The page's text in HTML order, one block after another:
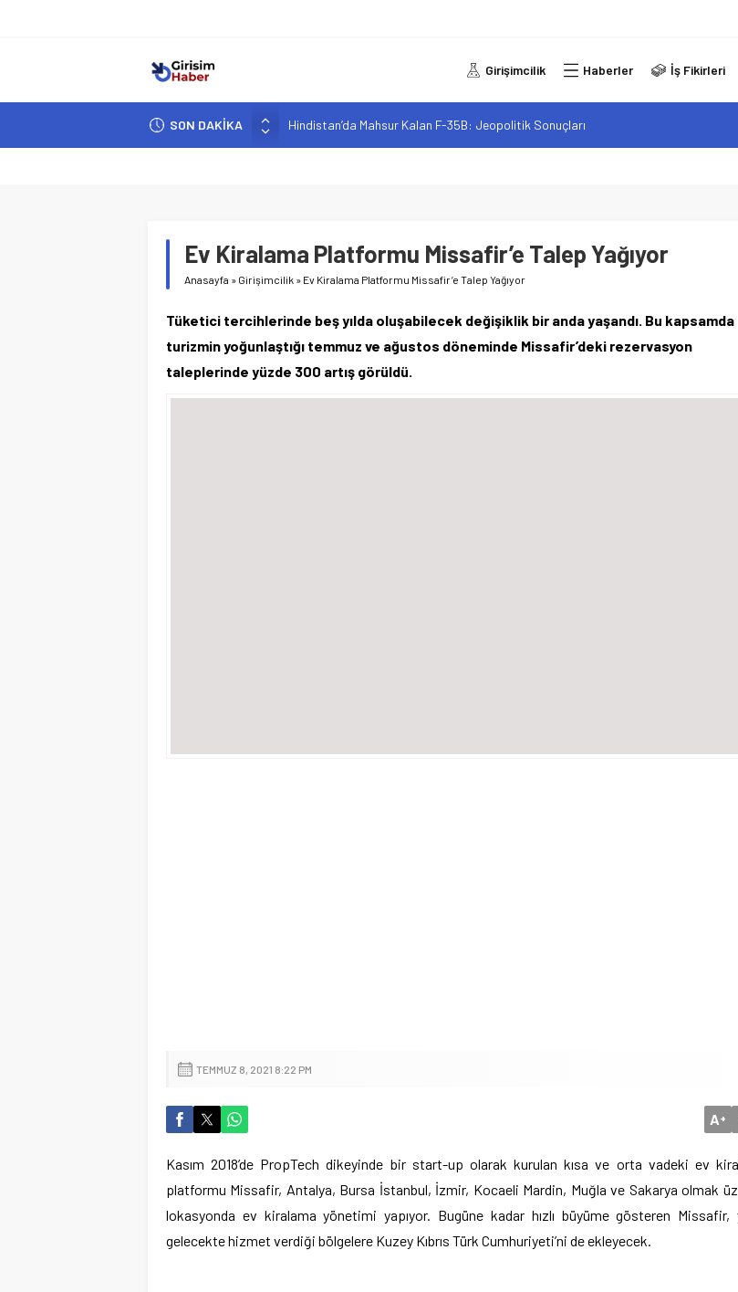
Girişimcilik Haberler İş Fikirleri
SON DAKİKA
Hindistan’da Mahsur Kalan F-35B: Jeopolitik Sonuçları
Yapay Zeka Destekli Asistanlar: Elon Musk’tan Romantik Bir Hamle mi?
Ev Kiralama Platformu Missafir’e Talep Yağıyor
Anasayfa » Girişimcilik » Ev Kiralama Platformu Missafir’e Talep Yağıyor
Tüketici tercihlerinde beş yılda oluşabilecek değişiklik bir anda yaşandı. Bu kapsamda
turizmin yoğunlaştığı temmuz ve ağustos döneminde Missafir’deki rezervasyon
taleplerinde yüzde 300 artış görüldü.
TEMMUZ 8, 2021 8:22 PM
A+
Kasım 2018’de PropTech dikeyinde bir start-up olarak kurulan kısa ve orta vadeki ev
platformu Missafir, Antalya, Bursa İstanbul, İzmir, Kocaeli Mardin, Muğla ve Sakarya olmak
lokasyonda ev kiralama yönetimi yapıyor. Bugüne kadar hızlı büyüme gösteren Missafir,
gelecekte hizmet verdiği bölgelere Kuzey Kıbrıs Türk Cumhuriyeti’ni de ekleyecek.